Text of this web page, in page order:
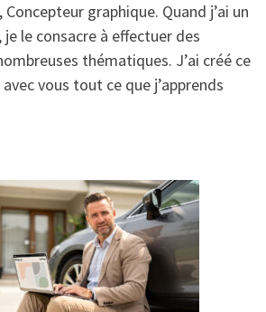
Concepteur graphique. Quand j’ai un
le consacre à effectuer des
thématiques. J’ai créé ce
vous tout ce que j’apprends